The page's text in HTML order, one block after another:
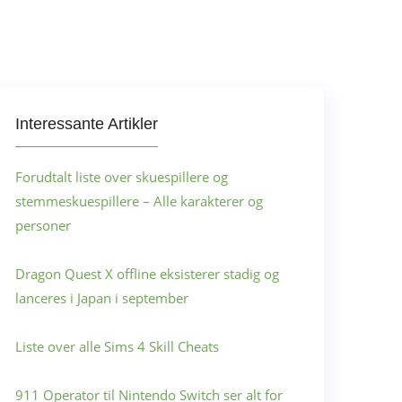
Interessante Artikler
Forudtalt liste over skuespillere og
stemmeskuespillere – Alle karakterer og
personer
Dragon Quest X offline eksisterer stadig og
lanceres i Japan i september
Liste over alle Sims 4 Skill Cheats
911 Operator til Nintendo Switch ser alt for